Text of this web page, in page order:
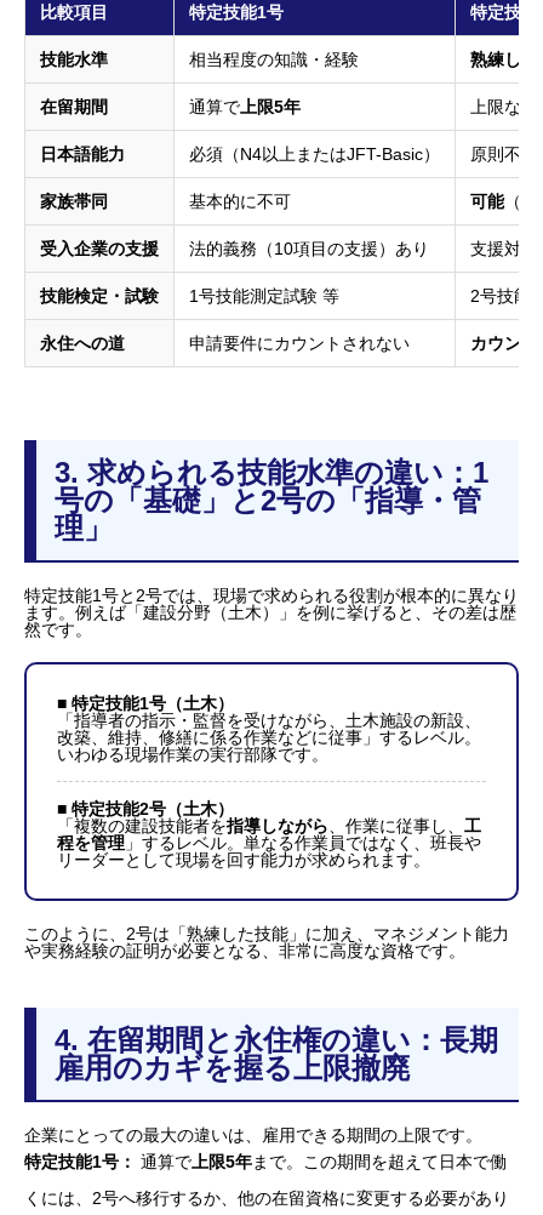
比較項目 特定技能1号 特定技能
技能水準 相当程度の知識・経験 熟練した
在留期間 通算で 上限5年 上限な
日本語能力 必須（N4以上またはJFT-Basic） 原則不
家族帯同 基本的に不可 可能（配
受入企業の支援 法的義務（10項目の支援）あり 支援対象
技能検定・試験 1号技能測定試験 等 2号技能
永住への道 申請要件にカウントされない カウン
3. 求められる技能水準の違い：1
号の「基礎」と2号の「指導・管
理」
特定技能1号と2号では、現場で求められる役割が根本的に異なり
ます。例えば「建設分野（土木）」を例に挙げると、その差は歴
然です。
■ 特定技能1号（土木）
「指導者の指示・監督を受けながら、土木施設の新設、
改築、維持、修繕に係る作業などに従事」するレベル。
いわゆる現場作業の実行部隊です。
■ 特定技能2号（土木）
「複数の建設技能者を指導しながら 、作業に従事し、 工
程を管理 」するレベル。単なる作業員ではなく、班長や
リーダーとして現場を回す能力が求められます。
このように、2号は「熟練した技能」に加え、マネジメント能力
や実務経験の証明が必要となる、非常に高度な資格です。
4. 在留期間と永住権の違い：長期
雇用のカギを握る上限撤廃
企業にとっての最大の違いは、雇用できる期間の上限です。
特定技能1号： 通算で 上限5年まで。この期間を超えて日本で働
くには、2号へ移行するか、他の在留資格に変更する必要があり
1. 特定技能制度の現在地：対象分野の劇的拡大
2. 【一目でわかる】特定技能1号と2号の「7つの違
い」比較表
3. 求められる技能水準の違い：1号の「基礎」と2号の
「指導・管理」
4. 在留期間と永住権の違い：長期雇用のカギを握る上
限撤廃
外」
7. 受入企業の支援義務：事務負担とコストの激減
8. まとめ：2号移行を見据えた「先行投資」のススメ